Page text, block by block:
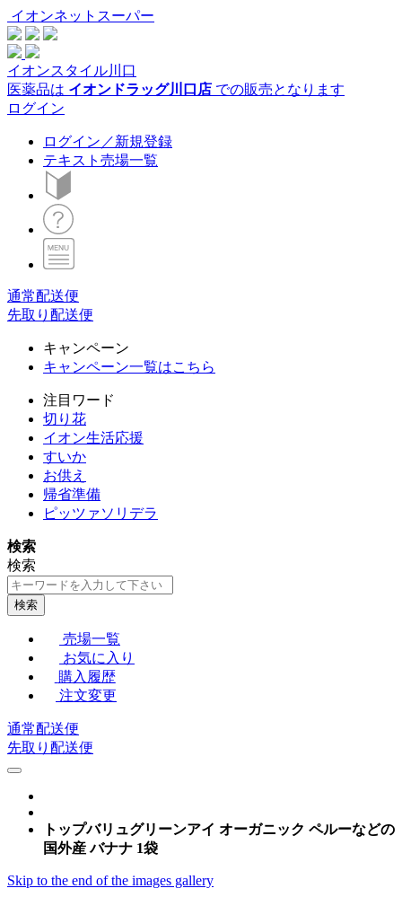
イオンネットスーパー
イオンスタイル川口
医薬品は イオンドラッグ川口店 での販売となります
ログイン
ログイン／新規登録
テキスト売場一覧
通常配送便
先取り配送便
キャンペーン
キャンペーン一覧はこちら
注目ワード
切り花
イオン生活応援
すいか
お供え
帰省準備
ピッツァソリデラ
検索
検索
検索
売場一覧
お気に入り
購入履歴
注文変更
通常配送便
先取り配送便
トップバリュグリーンアイ オーガニック ペルーなどの
国外産 バナナ 1袋
Skip to the end of the images gallery